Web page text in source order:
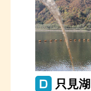
只見